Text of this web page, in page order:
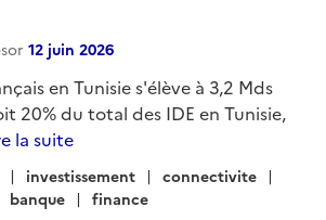
12 juin 2026
en Tunisie s'élève à 3,2 Mds
20% du total des IDE en Tunisie,
la suite
investissement
connectivite
banque finance